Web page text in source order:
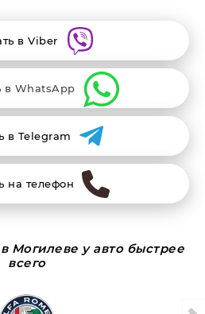
в Viber
в WhatsApp
в Telegram
на телефон
Могилеве у авто быстрее
всего